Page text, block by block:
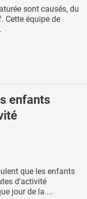
sont causés, du
Cette équipe de
enfants
que les enfants
d'activité
jour de la ...